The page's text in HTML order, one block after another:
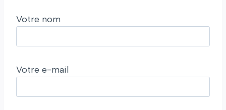
Votre nom
Votre e-mail